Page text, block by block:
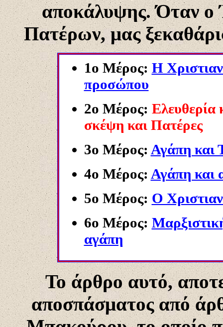
αποκάλυψης. Όταν ο
Πατέρων, μας
1ο Μέρος: Η
προσώπου
2ο Μέρος: Ελευθερία
σκέψη και Πατέρες
3ο Μέρος: Αγάπη και
4ο Μέρος: Αγάπη και
5ο Μέρος: Ο
6ο Μέρος:
αγάπη
Το άρθρο αυτό,
αποσπάσματος από